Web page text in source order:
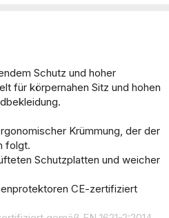
Schutz und hoher
für körpernahen Sitz und hohen
Krümmung, der der
folgt.
Schutzplatten und weicher
CE-zertifiziert